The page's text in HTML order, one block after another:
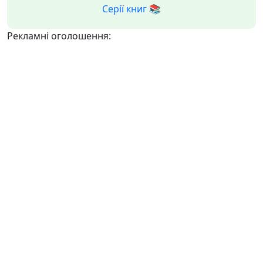
Серії книг 📚
Рекламні оголошення: